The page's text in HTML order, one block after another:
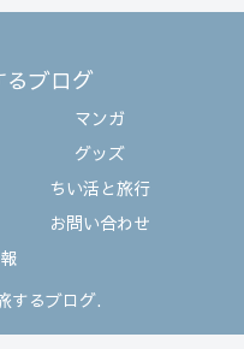
るブログ
マンガ
グッズ
ちい活と旅行
お問い合わせ
するブログ.